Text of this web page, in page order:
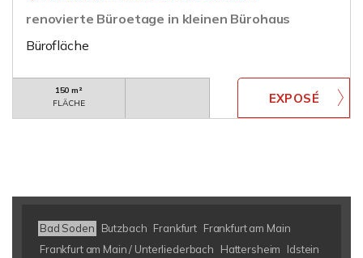
renovierte Büroetage in kleinen Bürohaus
Bürofläche
150 m²
FLÄCHE
Bad Soden Butzbach Frankfurt Frankfurt am Main
Frankfurt am Main / Unterliederbach
Hattersheim
Idstein